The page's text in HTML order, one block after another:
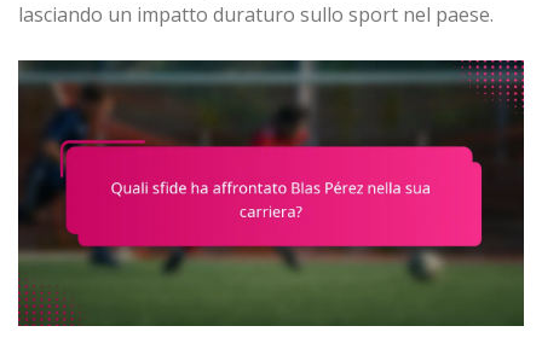
lasciando un impatto duraturo sullo sport nel paese.